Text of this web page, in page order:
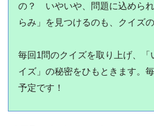
の？ いやいや、問題に込められ
らみ」を見つけるのも、クイズ
毎回1問のクイズを取り上げ、「
イズ」の秘密をひもときます。
予定です！